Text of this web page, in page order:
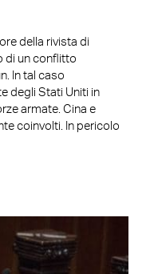
della rivista di
di un conflitto
In tal caso
degli Stati Uniti in
armate. Cina e
coinvolti. In pericolo